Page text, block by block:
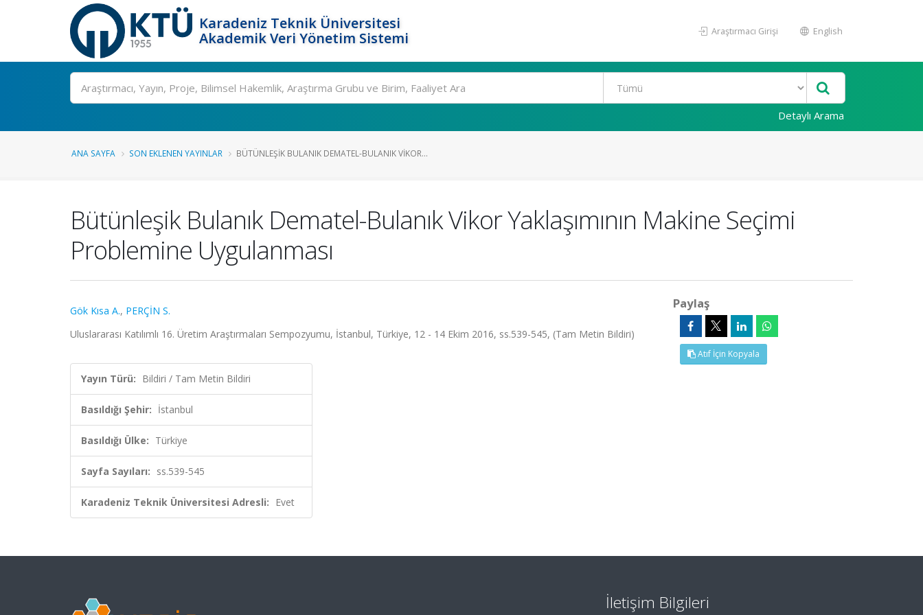
Karadeniz Teknik Üniversitesi
Akademik Veri Yönetim Sistemi
Araştırmacı Girişi English
Ara
Detaylı Arama
ANA SAYFA SON EKLENEN YAYINLAR BÜTÜNLEŞIK BULANIK DEMATEL-BULANIK VIKOR...
Bütünleşik Bulanık Dematel-Bulanık Vikor Yaklaşımının Makine Seçimi
Problemine Uygulanması
Gök Kısa A., PERÇİN S.
Uluslararası Katılımlı 16. Üretim Araştırmaları Sempozyumu, İstanbul, Türkiye, 12 - 14 Ekim 2016, ss.539-545, (Tam Metin Bildiri)
Yayın Türü: Bildiri / Tam Metin Bildiri
Basıldığı Şehir: İstanbul
Basıldığı Ülke: Türkiye
Sayfa Sayıları: ss.539-545
Karadeniz Teknik Üniversitesi Adresli: Evet
Paylaş
Atıf İçin Kopyala
İletişim Bilgileri